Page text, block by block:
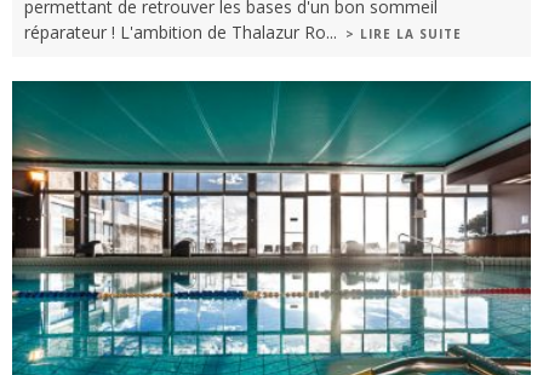
permettant de retrouver les bases d'un bon sommeil
réparateur ! L'ambition de Thalazur Ro... > LIRE LA SUITE